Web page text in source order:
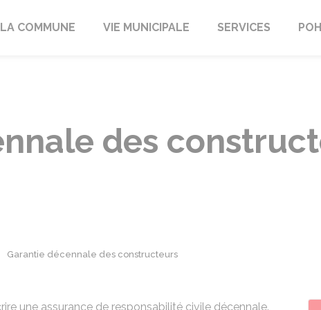
LA COMMUNE VIE MUNICIPALE SERVICES
des
Garantie décennale des constructeurs
une assurance de responsabilité civile décennale.